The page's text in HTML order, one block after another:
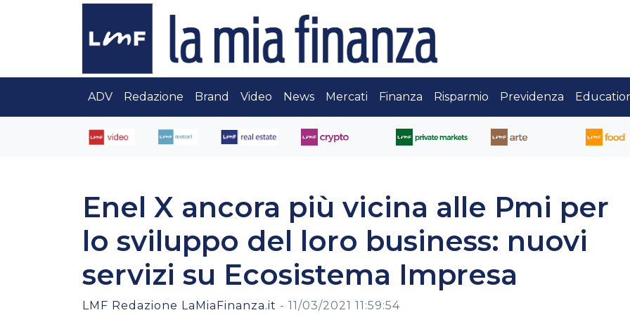
ADV Redazione Brand Video News Mercati Finanza Risparmio Previdenza
Enel X ancora più vicina alle Pmi per
lo sviluppo del loro business: nuovi
servizi su Ecosistema Impresa
LMF Redazione LaMiaFinanza.it - 11/03/2021 11:59:54